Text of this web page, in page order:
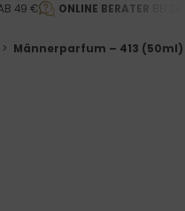
49 € ONLINE BERATER
> Männerparfum – 413 (50ml)